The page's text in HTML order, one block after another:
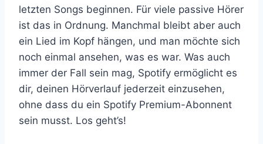
letzten Songs beginnen. Für viele passive Hörer
ist das in Ordnung. Manchmal bleibt aber auch
ein Lied im Kopf hängen, und man möchte sich
noch einmal ansehen, was es war. Was auch
immer der Fall sein mag, Spotify ermöglicht es
dir, deinen Hörverlauf jederzeit einzusehen,
ohne dass du ein Spotify Premium-Abonnent
sein musst. Los geht’s!